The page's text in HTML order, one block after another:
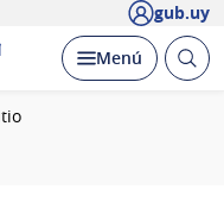
gub.uy
Desplegar
Menú Abrir